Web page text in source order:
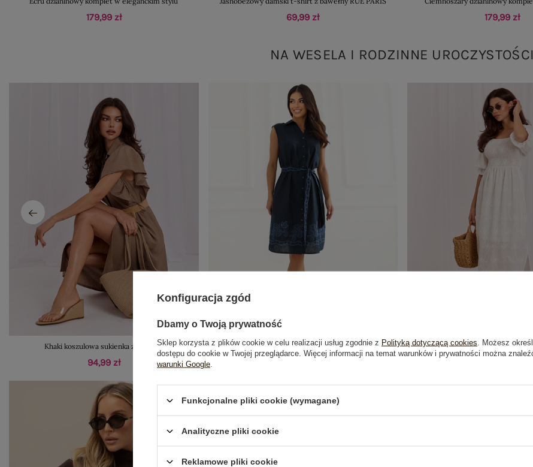
179,99 zł 69,99 zł 179,99 zł
NA WESELA I RODZINNE UROCZYSTOŚCI
Khaki koszulowa sukienka z wiskozy
94,99 zł
Granatowa letnia sukienka bez rękawów Ecru rozkloszowana
Konfiguracja zgód
Dbamy o Twoją prywatność
Sklep korzysta z plików cookie w celu realizacji usług zgodnie z Polityką dotyczącą cookies . Możesz
dostępu do cookie w Twojej przeglądarce. Więcej informacji na temat warunków i prywatności można
warunki Google
Funkcjonalne pliki cookie (wymagane)
Analityczne pliki cookie
Reklamowe pliki cookie